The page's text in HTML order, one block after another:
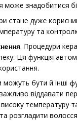
може знадобитися
дуже
та
. Процедури
Ця функція
бути й інші
віддавати
температуру
розгладити